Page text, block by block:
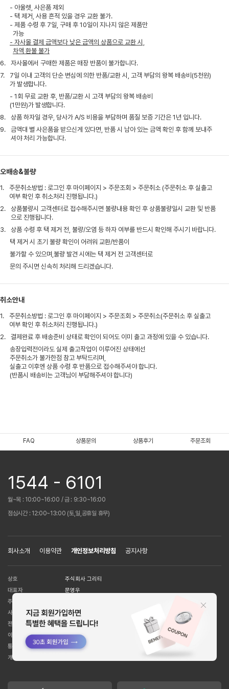
- 아울렛, 사은품 제외
- 택 제거, 사용 흔적 있을 경우 교환 불가.
- 제품 수령 후 7일, 구매 후 10일이 지나지 않은 제품만
가능
- 자사몰 결제 금액보다 낮은 금액의 상품으로 교환 시,
차액 환불 불가
6.
자사몰에서 구매한 제품은 매장 반품이 불가합니다.
7.
7일 이내 고객의 단순 변심에 의한 반품/교환 시, 고객 부담의 왕복 배송비(5천원)
가 발생합니다.
- 1회 무료 교환 후, 반품/교환 시 고객 부담의 왕복 배송비
(1만원)가 발생합니다.
8.
상품 하자일 경우, 당사가 A/S 비용을 부담하며 품질 보증 기간은 1년 입니다.
9.
금액대 별 사은품을 받으신게 있다면, 반품 시 남아 있는 금액 확인 후 함께 보내주
셔야 처리 가능합니다.
오배송&불량
1.
주문취소방법 : 로그인 후 마이페이지 > 주문조회 > 주문취소 (주문취소 후 실출고
여부 확인 후 취소처리 진행됩니다.)
2.
상품불량시 고객센터로 접수해주시면 불량내용 확인 후 상품불량일시 교환 및 반품
으로 진행됩니다.
3.
상품 수령 후 택 제거 전, 불량/오염 등 하자 여부를 반드시 확인해 주시기 바랍니다.
택 제거 시 초기 불량 확인이 어려워 교환/반품이
불가할 수 있으며,불량 발견 시에는 택 제거 전 고객센터로
문의 주시면 신속히 처리해 드리겠습니다.
취소안내
1.
주문취소방법 : 로그인 후 마이페이지 > 주문조회 > 주문취소(주문취소 후 실출고
여부 확인 후 취소처리 진행됩니다.)
2.
결제완료 후 배송준비 상태로 확인이 되어도 이미 출고 과정에 있을 수 있습니다.
송장입력전이라도 실제 출고작업이 이루어진 상태에선
주문취소가 불가한점 참고 부탁드리며,
실출고 이후엔 상품 수령 후 반품으로 접수해주셔야 합니다.
(반품시 배송비는 고객님이 부담해주셔야 합니다)
FAQ 상품문의 상품후기 주문조회
1544 - 6101
월~목 : 10:00~16:00 / 금 : 9:30~16:00
점심시간 : 12:00~13:00 (토,일,공휴일 휴무)
회사소개 이용약관 개인정보처리방침 공지사항
상호
주식회사 그리티
대표자
문영우
주소
사업자등록번호
109-81-59281
전화번호
1544-6101
이메일 주소
help@huit8.co.kr
통신판매업
강남5526호
개인정보관리책임자